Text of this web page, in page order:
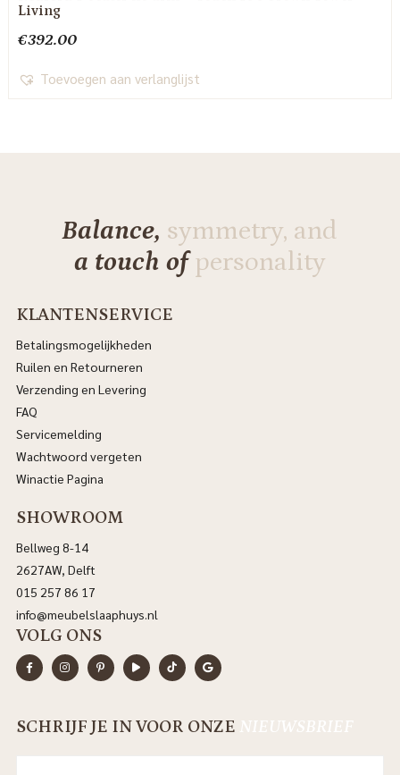
Living
€392.00
Toevoegen aan verlanglijst
Balance, symmetry, and
a touch ofpersonality
KLANTENSERVICE
Betalingsmogelijkheden
Ruilen en Retourneren
Verzending en Levering
FAQ
Servicemelding
Wachtwoord vergeten
Winactie Pagina
SHOWROOM
Bellweg 8-14
2627AW, Delft
015 257 86 17
info@meubelslaaphuys.nl
VOLG ONS
SCHRIJF JE IN VOOR ONZE NIEUWSBRIEF